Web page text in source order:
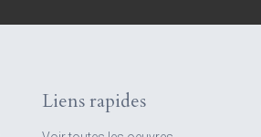
Liens rapides